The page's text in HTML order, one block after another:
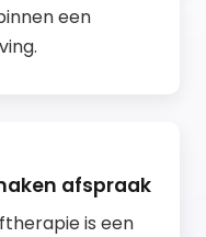
een
afspraak
is een